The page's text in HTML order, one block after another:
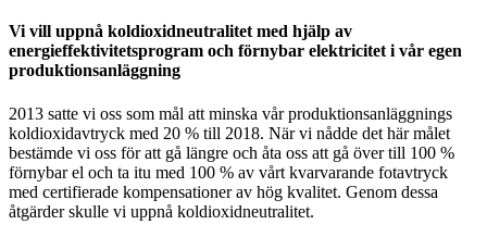
Vi vill uppnå koldioxidneutralitet med hjälp av
energieffektivitetsprogram och förnybar elektricitet i vår egen
produktionsanläggning
2013 satte vi oss som mål att minska vår produktionsanläggnings
koldioxidavtryck med 20 % till 2018. När vi nådde det här målet
bestämde vi oss för att gå längre och åta oss att gå över till 100 %
förnybar el och ta itu med 100 % av vårt kvarvarande fotavtryck
med certifierade kompensationer av hög kvalitet. Genom dessa
åtgärder skulle vi uppnå koldioxidneutralitet.